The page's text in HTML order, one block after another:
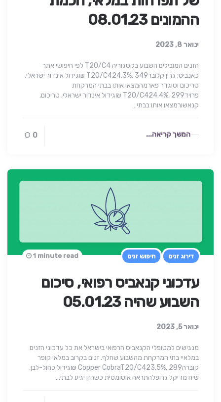
ההמונים 08.01.23
ינואר 8, 2023
הזנים המובילים השבוע בקטגוריה T20/C4 לפי חיפושי אתר
כאנביס: גרין קלוברT20/C424.3%, 349 ₪גידול אינדור ישראלי,
טריכום וטוגדר פארמהמצאו אותו בבתי המרקחת
פרוידT20/C424.4%, 299 ₪גידול אינדור ישראלי, טריכום,
קנאשורמצאו אותו בבתי…
המשך קריאה... 0
דירוג זנים חיפוש זנים
עדכוני קנאביס רפואי, סיכום
השבוע שהיה 05.01.23
ינואר 5, 2023
1 minute read
מנגישים למטופלי הקנאביס הרפואי בישראל את כל עדכוני הזנים
במלאיי בתי המרקחת מהשבוע שחלף. זנים בקרוב במלאי קופר
קוברהCopper CobraT20/C423.5%, 289 ₪גידול כחול-לבן,
שיח מדיקל גרופלהתראה אוטומטית כשהזן יגיע לבתי…